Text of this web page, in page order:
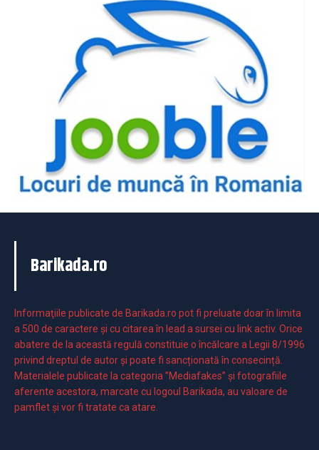
Barikada.ro
Informaţiile publicate de Barikada.ro pot fi preluate doar în limita
a 500 de caractere şi cu citarea în lead a sursei cu link activ. Orice
abatere de la această regulă constituie o încălcare a Legii 8/1996
privind dreptul de autor și poate fi sancționată în consecință.
Materialele publicate la categoria ”Mediafakes” și fotografiile
aferente acestora, marcate cu logoul Barikada, au valoare de
pamflet și vor fi tratate ca atare.